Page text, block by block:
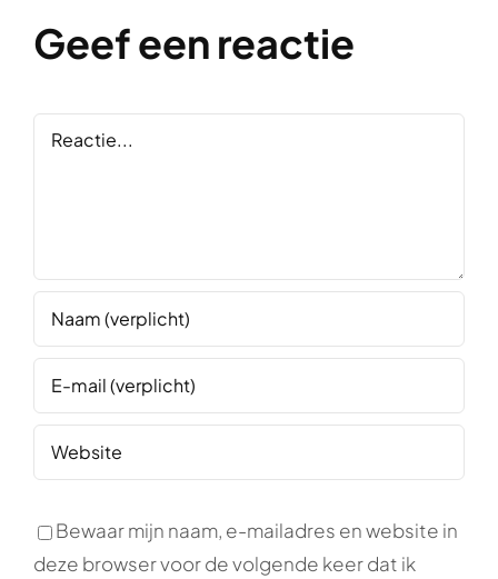
Geef een reactie
Reactie
Bewaar mijn naam, e-mailadres en website in
deze browser voor de volgende keer dat ik